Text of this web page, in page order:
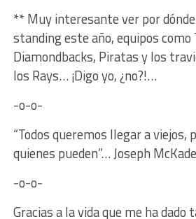
** Muy interesante ver por
standing este año, equipos como
Diamondbacks, Piratas y los
los Rays… ¡Digo yo, ¿no?!…
-o-o-
“Todos queremos llegar a viejos,
quienes pueden”… Joseph
-o-o-
Gracias a la vida que me ha dado